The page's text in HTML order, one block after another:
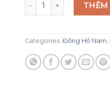
THÊM
Categories: Đồng Hồ Nam